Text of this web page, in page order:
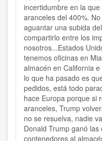
incertidumbre en la
aranceles del 400%.
aguantar una subida
compartirlo entre los
nosotros...Estados
tenemos oficinas en
almacén en California
lo que ha pasado es
pedidos, está todo
hace Europa porque si
aranceles, Trump
no se resuelva, nadie
Donald Trump ganó
contenedores al